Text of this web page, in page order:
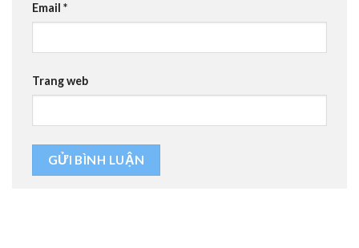
Email *
Trang web